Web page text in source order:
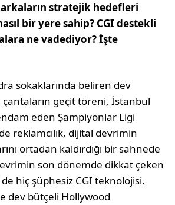
stratejik hedefleri
bir yere sahip? CGI destekli
ne vadediyor? İşte
sokak­larında beliren dev
çantaların geçit töreni, İstanbul
eden Şampi­yonlar Ligi
reklamcı­lık, dijital devrimin
ortadan kaldırdığı bir sahnede
son dönemde dikkat çe­ken
de hiç şüphesiz CGI teknolojisi.
dev bütçeli Hollywood